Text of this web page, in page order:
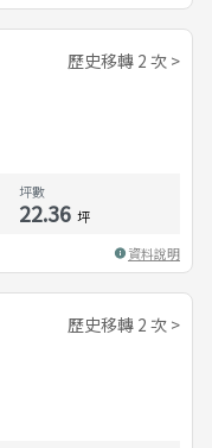
歷史移轉 2 次 >
坪數
22.36 坪
資料說明
歷史移轉 2 次 >